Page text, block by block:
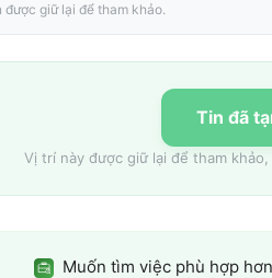
giữ lại để tham khảo.
Tin đã
Vị trí này được giữ lại để tham
Muốn tìm việc phù hợp